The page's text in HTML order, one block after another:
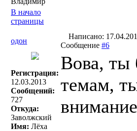
В начало
страницы
одон
Написано:
Сообщение #6
Регистрация:
12.03.2013
Сообщений:
727
Откуда:
Заволжский
Имя: Лёха
Вова, ты
темам,